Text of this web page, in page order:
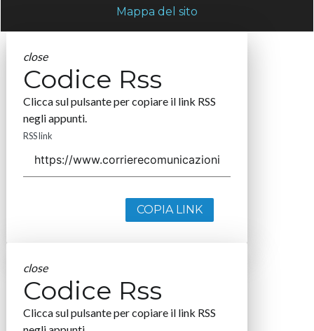
Mappa del sito
close
Codice Rss
Clicca sul pulsante per copiare il link RSS
negli appunti.
RSS link
COPIA LINK
close
Codice Rss
Clicca sul pulsante per copiare il link RSS